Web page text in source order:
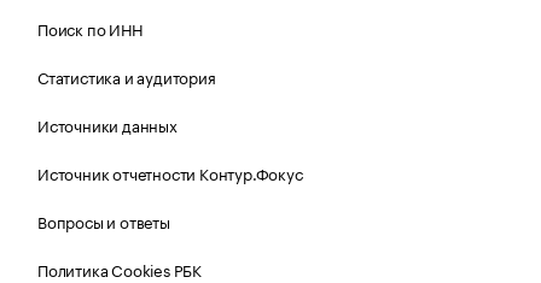
Поиск по ИНН
Статистика и аудитория
Источники данных
Источник отчетности Контур.Фокус
Вопросы и ответы
Политика Cookies РБК